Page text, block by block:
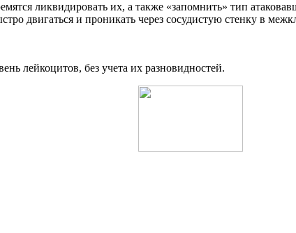
ликвидировать их, а также «запомнить» тип
двигаться и проникать через сосудистую стенку в
лейкоцитов, без учета их разновидностей.